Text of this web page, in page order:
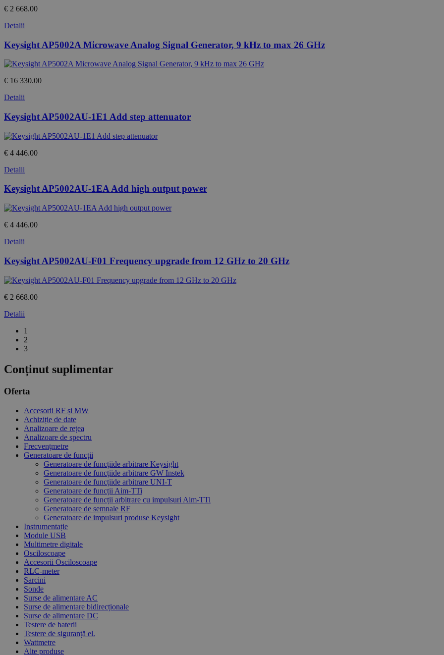
€ 2 668.00
Detalii
Keysight AP5002A Microwave Analog Signal Generator, 9 kHz to max 26 GHz
€ 16 330.00
Detalii
Keysight AP5002AU-1E1 Add step attenuator
€ 4 446.00
Detalii
Keysight AP5002AU-1EA Add high output power
€ 4 446.00
Detalii
Keysight AP5002AU-F01 Frequency upgrade from 12 GHz to 20 GHz
€ 2 668.00
Detalii
1
2
3
Conținut suplimentar
Oferta
Accesorii RF și MW
Achiziție de date
Analizoare de rețea
Analizoare de spectru
Frecvențmetre
Generatoare de funcții
Generatoare de funcțiide arbitrare Keysight
Generatoare de funcțiide arbitrare GW Instek
Generatoare de funcțiide arbitrare UNI-T
Generatoare de funcții Aim-TTi
Generatoare de funcții arbitrare cu impulsuri Aim-TTi
Generatoare de semnale RF
Generatoare de impulsuri produse Keysight
Instrumentație
Module USB
Multimetre digitale
Osciloscoape
Accesorii Osciloscoape
RLC-meter
Sarcini
Sonde
Surse de alimentare AC
Surse de alimentare bidirecționale
Surse de alimentare DC
Testere de baterii
Testere de siguranță el.
Wattmetre
Alte produse